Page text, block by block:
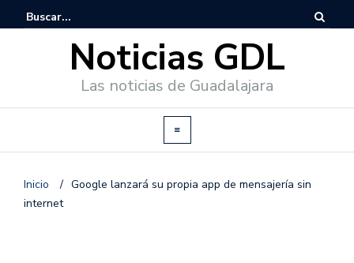
Noticias GDL
Las noticias de Guadalajara
Inicio / Google lanzará su propia app de mensajería sin
internet